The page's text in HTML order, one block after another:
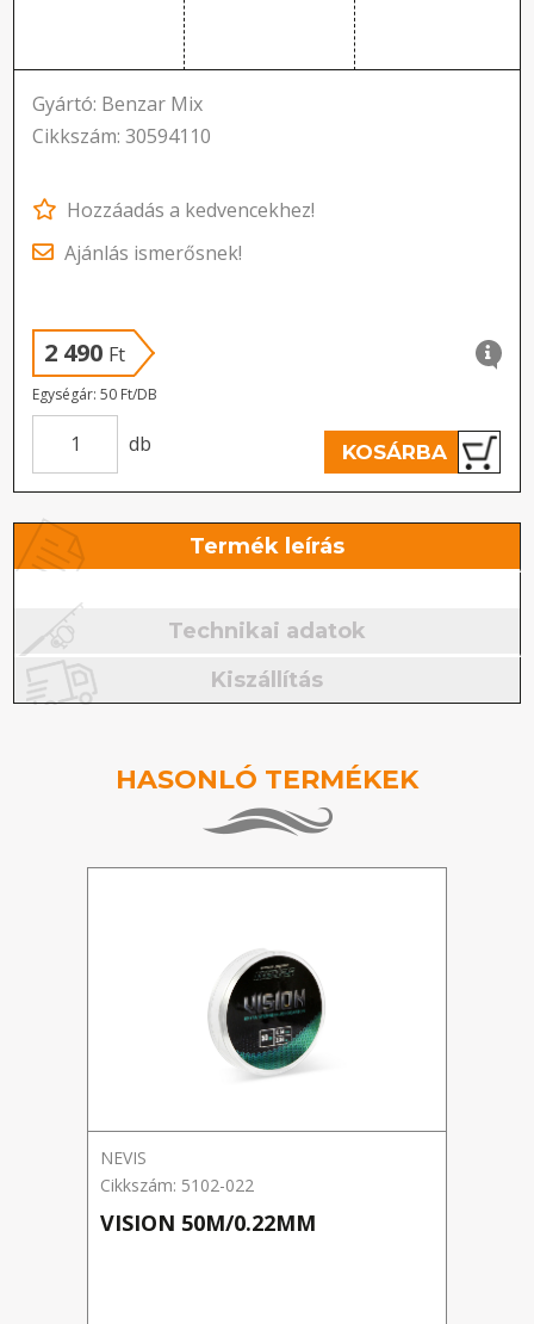
Gyártó: Benzar Mix
Cikkszám: 30594110
Hozzáadás a kedvencekhez!
Ajánlás ismerősnek!
2 490 Ft
Egységár: 50 Ft/DB
db KOSÁRBA
Termék leírás
Technikai adatok
Kiszállítás
HASONLÓ TERMÉKEK
NEVIS
Cikkszám: 5102-022
VISION 50M/0.22MM